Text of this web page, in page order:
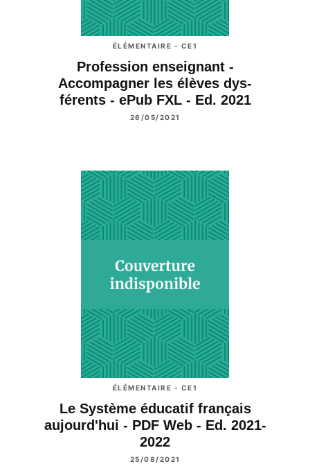
ÉLÉMENTAIRE - CE1
Profession enseignant -
Accompagner les élèves dys-
férents - ePub FXL - Ed. 2021
26/05/2021
ÉLÉMENTAIRE - CE1
Le Système éducatif français
aujourd'hui - PDF Web - Ed. 2021-
2022
25/08/2021